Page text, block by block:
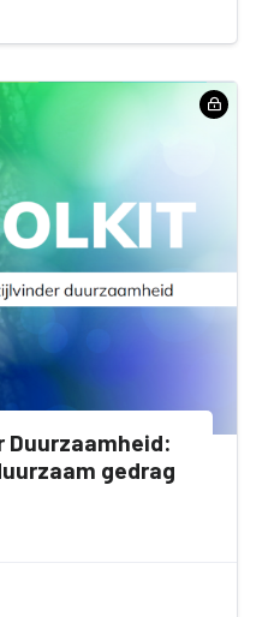
gedrag